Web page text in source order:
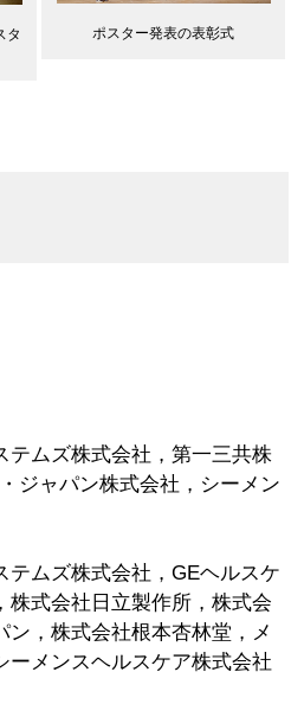
タ
ポスター発表の表彰式
テムズ株式会社，第一三共株
ジャパン株式会社，シーメン
テムズ株式会社，GEヘルスケ
株式会社日立製作所，株式会
ン，株式会社根本杏林堂，メ
ーメンスヘルスケア株式会社